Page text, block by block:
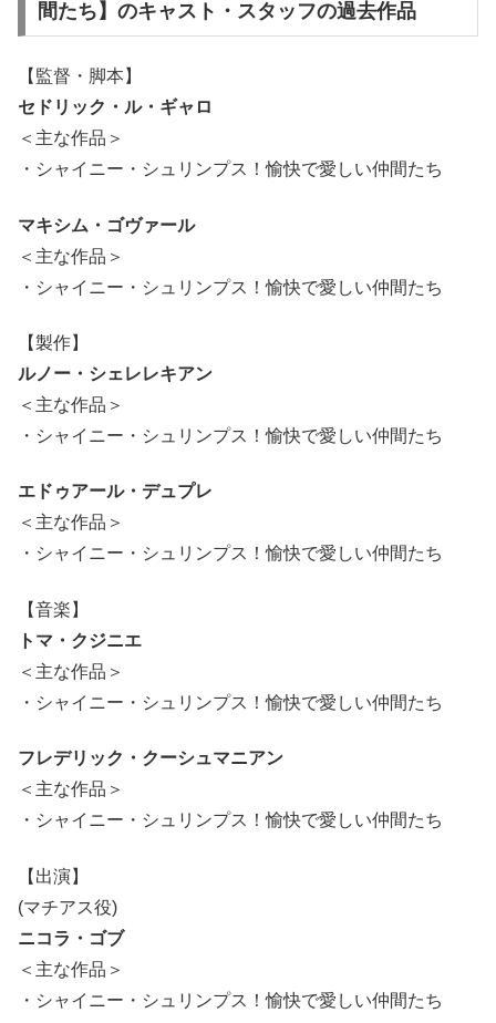
間たち】のキャスト・スタッフの過去作品
【監督・脚本】
セドリック・ル・ギャロ
＜主な作品＞
・シャイニー・シュリンプス！愉快で愛しい仲間たち
マキシム・ゴヴァール
＜主な作品＞
・シャイニー・シュリンプス！愉快で愛しい仲間たち
【製作】
ルノー・シェレレキアン
＜主な作品＞
・シャイニー・シュリンプス！愉快で愛しい仲間たち
エドゥアール・デュプレ
＜主な作品＞
・シャイニー・シュリンプス！愉快で愛しい仲間たち
【音楽】
トマ・クジニエ
＜主な作品＞
・シャイニー・シュリンプス！愉快で愛しい仲間たち
フレデリック・クーシュマニアン
＜主な作品＞
・シャイニー・シュリンプス！愉快で愛しい仲間たち
【出演】
(マチアス役)
ニコラ・ゴブ
＜主な作品＞
・シャイニー・シュリンプス！愉快で愛しい仲間たち